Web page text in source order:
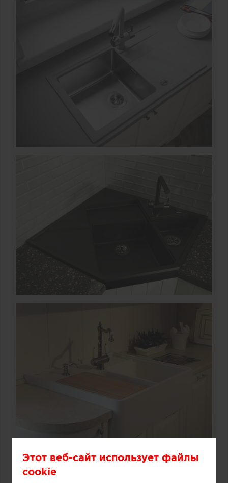
Этот веб-сайт использует файлы
cookie